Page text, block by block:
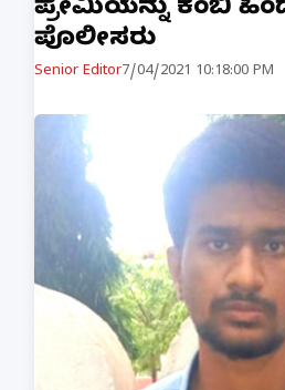
ಪ್ರೇಮಿಯನ್ನು ಕಂಬಿ
‌ಪೊಲೀಸರು
Senior Editor7/04/2021 10:18:00 PM